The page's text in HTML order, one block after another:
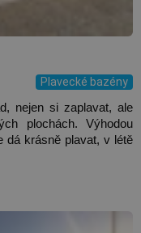
Plavecké bazény
nejen si zaplavat, ale
plochách. Výhodou
dá krásně plavat, v létě